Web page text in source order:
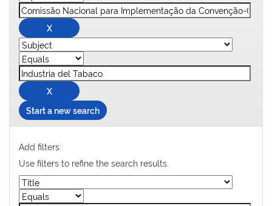
Start a new search
Add filters:
Use filters to refine the search results.